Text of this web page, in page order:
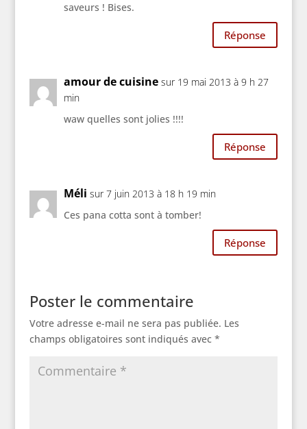
saveurs ! Bises.
Réponse
amour de cuisine sur 19 mai 2013 à 9 h 27
min
waw quelles sont jolies !!!!
Réponse
Méli sur 7 juin 2013 à 18 h 19 min
Ces pana cotta sont à tomber!
Réponse
Poster le commentaire
Votre adresse e-mail ne sera pas publiée. Les
champs obligatoires sont indiqués avec *